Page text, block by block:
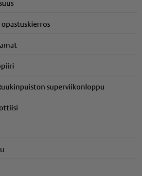
opastuskierros
superviikonloppu